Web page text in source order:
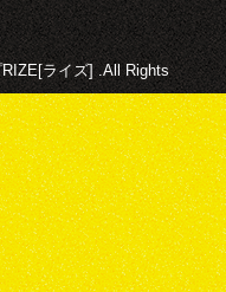
ライズ] .All Rights